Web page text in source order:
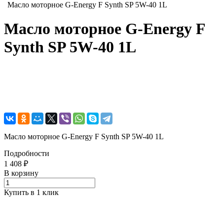
Масло моторное G-Energy F Synth SP 5W-40 1L
Масло моторное G-Energy F
Synth SP 5W-40 1L
Масло моторное G-Energy F Synth SP 5W-40 1L
Подробности
1 408 ₽
В корзину
Купить в 1 клик